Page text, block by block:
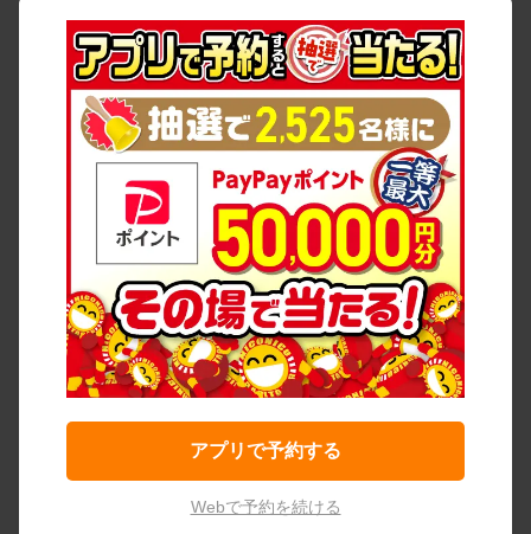
アプリで予約する
Webで予約を続ける